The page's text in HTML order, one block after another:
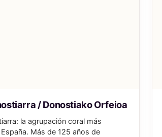
/ Donostiako Orfeioa
la agrupación coral más
Más de 125 años de